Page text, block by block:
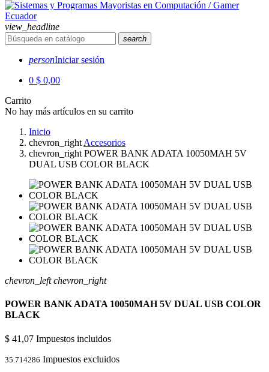
view_headline
search
personIniciar sesión
0 $ 0,00
Carrito
No hay más artículos en su carrito
Inicio
chevron_right Accesorios
chevron_right POWER BANK ADATA 10050MAH 5V
DUAL USB COLOR BLACK
chevron_left chevron_right
POWER BANK ADATA 10050MAH 5V DUAL USB COLOR
BLACK
$ 41,07 Impuestos incluidos
35.714286 Impuestos excluidos